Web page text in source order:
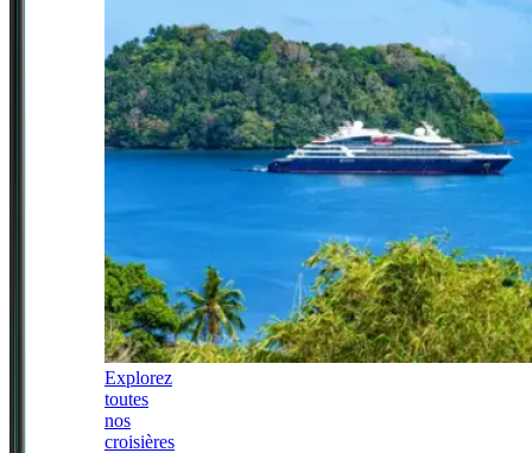
Explorez
toutes
nos
croisières